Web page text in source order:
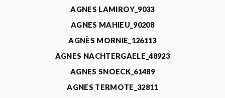
AGNES LAMIROY_9033
AGNES MAHIEU_90208
AGNÈS MORNIE_126113
AGNES NACHTERGAELE_48923
AGNES SNOECK_61489
AGNES TERMOTE_32811